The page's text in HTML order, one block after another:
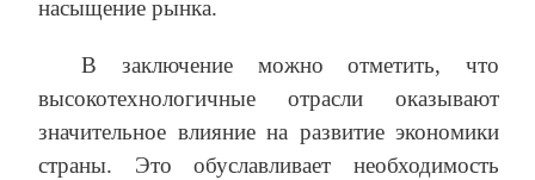
насыщение рынка.
В заключение можно отметить, что
высокотехнологичные отрасли оказывают
значительное влияние на развитие экономики
страны. Это обуславливает необходимость